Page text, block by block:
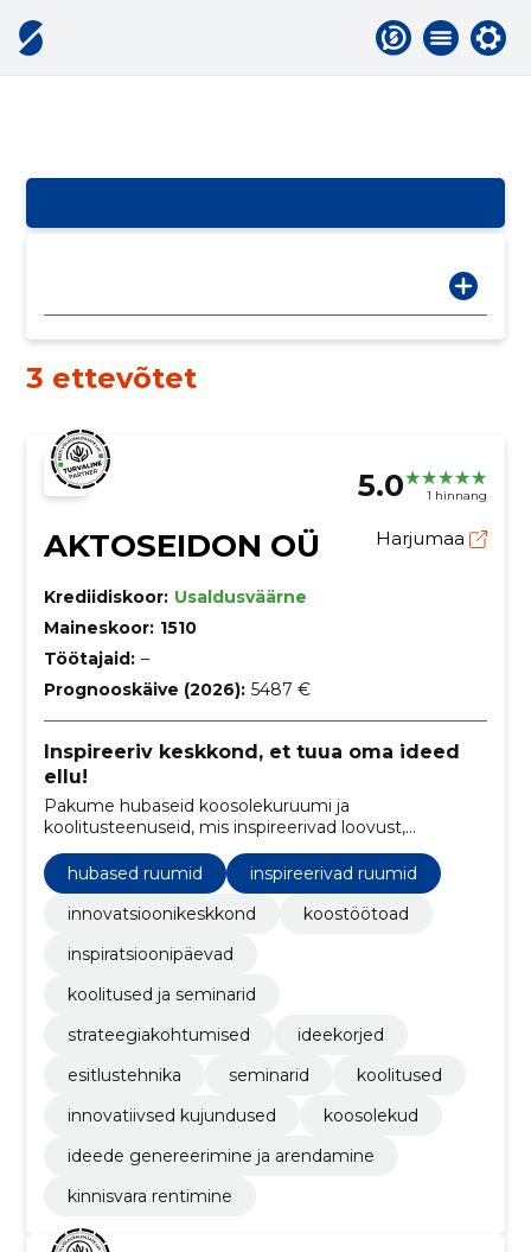
3 ettevõtet
5.0 1 hinnang
AKTOSEIDON OÜ Harjumaa
Krediidiskoor: Usaldusväärne
Maineskoor: 1510
Töötajaid: –
Prognooskäive (2026): 5487 €
Inspireeriv keskkond, et tuua oma ideed
ellu!
Pakume hubaseid koosolekuruumi ja
koolitusteenuseid, mis inspireerivad loovust,
soodustavad koostööd ning edendavad ettevõtete ja
organisatsioonide arengut.
hubased ruumid
inspireerivad ruumid
innovatsioonikeskkond
koostöötoad
inspiratsioonipäevad
koolitused ja seminarid
strateegiakohtumised
ideekorjed
esitlustehnika
seminarid
koolitused
innovatiivsed kujundused
koosolekud
ideede genereerimine ja arendamine
kinnisvara rentimine